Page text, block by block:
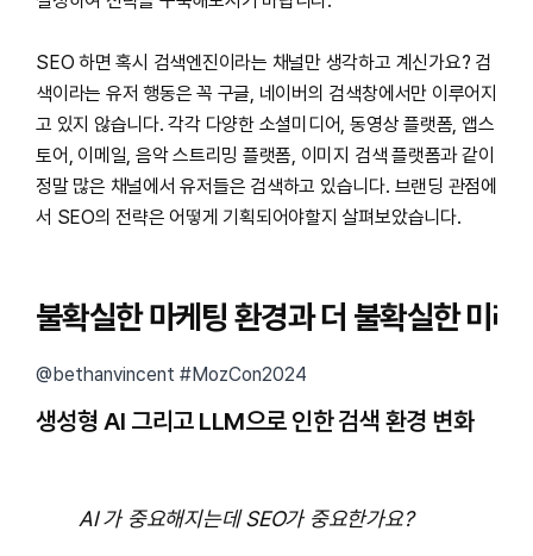
SEO 하면 혹시 검색엔진이라는 채널만 생각하고 계신가요? 검
색이라는 유저 행동은 꼭 구글, 네이버의 검색창에서만 이루어지
고 있지 않습니다. 각각 다양한 소셜미디어, 동영상 플랫폼, 앱스
토어, 이메일, 음악 스트리밍 플랫폼, 이미지 검색 플랫폼과 같이
정말 많은 채널에서 유저들은 검색하고 있습니다. 브랜딩 관점에
서 SEO의 전략은 어떻게 기획되어야할지 살펴보았습니다.
불확실한 마케팅 환경과 더 불확실한 미래
@bethanvincent #MozCon2024
생성형 AI 그리고 LLM으로 인한 검색 환경 변화
AI 가 중요해지는데 SEO가 중요한가요?